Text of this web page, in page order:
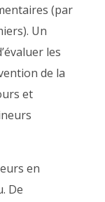
(par
Un
les
de la
et
en
De